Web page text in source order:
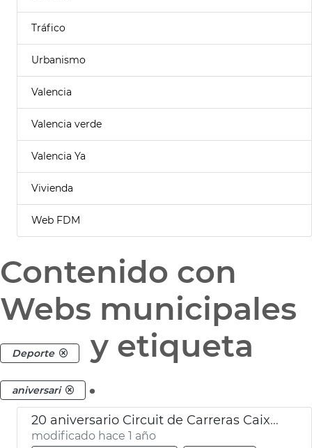
Tráfico
Urbanismo
Valencia
Valencia verde
Valencia Ya
Vivienda
Web FDM
Contenido con
Webs municipales
Deporte y etiqueta
aniversari .
20 aniversario Circuit de Carreras Caixa Popular de València
modificado hace 1 año